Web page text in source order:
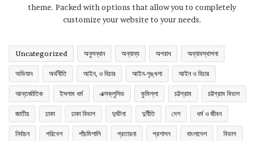
theme. Packed with options that allow you to completely
customize your website to your needs.
Uncategorized অনুসন্ধান অন্যান্য অপরাধ অব্যাবস্থাপনা
অভিযান অর্থনীতি আইন, ও বিচার আইন-শৃঙ্খলা আইন ও বিচার
আন্তর্জাতিক ইসলাম ধর্ম এক্সক্লুসিভ কুমিল্লা চট্টগ্রাম চট্টগ্রাম বিভাগ
জাতীয় ঢাকা ঢাকা বিভাগ দুর্ঘটনা দুর্নীতি দেশ ধর্ম ও জীবন
নির্বাচন পরিবেশ পাঁচমিশালি প্রতারনা প্রশাসন বাংলাদেশ বিভাগ